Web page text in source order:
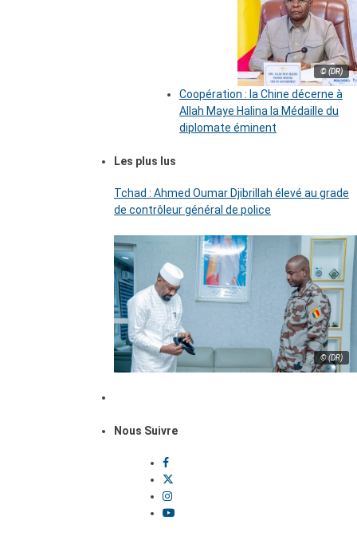
© (DR)
Coopération : la Chine décerne à
Allah Maye Halina la Médaille du
diplomate éminent
Les plus lus
Tchad : Ahmed Oumar Djibrillah élevé au grade
de contrôleur général de police
© (DR)
Nous Suivre